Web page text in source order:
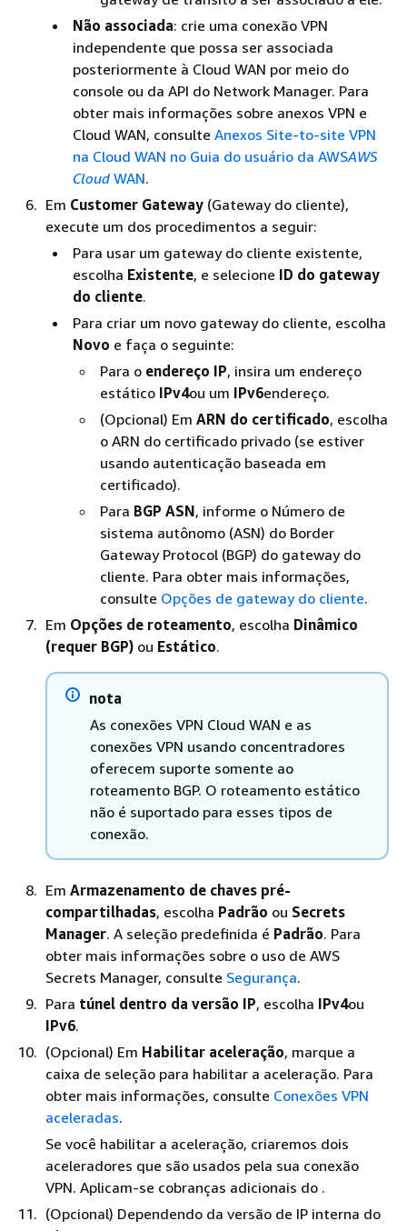
Não associada: crie uma conexão VPN
independente que possa ser associada
posteriormente à Cloud WAN por meio do
console ou da API do Network Manager. Para
obter mais informações sobre anexos VPN e
Cloud WAN, consulte Anexos Site-to-site VPN
na Cloud WAN no Guia do usuário da AWSAWS
Cloud WAN.
Em Customer Gateway (Gateway do cliente),
execute um dos procedimentos a seguir:
Para usar um gateway do cliente existente,
escolha Existente, e selecione ID do gateway
do cliente.
Para criar um novo gateway do cliente, escolha
Novo e faça o seguinte:
Para o endereço IP, insira um endereço
estático IPv4ou um IPv6endereço.
(Opcional) Em ARN do certificado, escolha
o ARN do certificado privado (se estiver
usando autenticação baseada em
certificado).
Para BGP ASN, informe o Número de
sistema autônomo (ASN) do Border
Gateway Protocol (BGP) do gateway do
cliente. Para obter mais informações,
consulte Opções de gateway do cliente.
Em Opções de roteamento, escolha Dinâmico
(requer BGP) ou Estático.
nota
As conexões VPN Cloud WAN e as
conexões VPN usando concentradores
oferecem suporte somente ao
roteamento BGP. O roteamento estático
não é suportado para esses tipos de
conexão.
Em Armazenamento de chaves pré-
compartilhadas, escolha Padrão ou Secrets
Manager. A seleção predefinida é Padrão. Para
obter mais informações sobre o uso de AWS
Secrets Manager, consulte Segurança.
Para túnel dentro da versão IP, escolha IPv4ou
IPv6.
(Opcional) Em Habilitar aceleração, marque a
caixa de seleção para habilitar a aceleração. Para
obter mais informações, consulte Conexões VPN
aceleradas.
Se você habilitar a aceleração, criaremos dois
aceleradores que são usados pela sua conexão
VPN. Aplicam-se cobranças adicionais do .
(Opcional) Dependendo da versão de IP interna do